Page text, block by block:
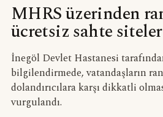
MHRS üzerinden
ücretsiz sahte
İnegöl Devlet Hastanesi
bilgilendirmede, vatandaşların
dolandırıcılara karşı dikkatli
vurgulandı.